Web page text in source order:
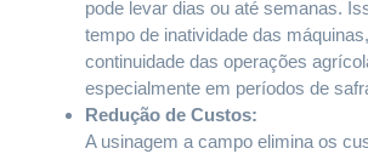
pode levar dias ou até semanas.
tempo de inatividade das
continuidade das operações
especialmente em períodos de
Redução de Custos:
A usinagem a campo elimina os